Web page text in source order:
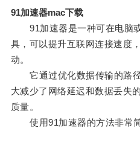
91加速器mac下载
91加速器是一种可在电脑
具，可以提升互联网连接速度
动。
它通过优化数据传输的路径
大减少了网络延迟和数据丢失
质量。
使用91加速器的方法非常简